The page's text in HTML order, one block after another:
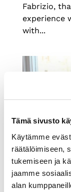
Tämä sivusto
Käytämme
räätälöimiseen,
tukemiseen ja
jaamme
alan
Fabrizio,
experience
with...
3